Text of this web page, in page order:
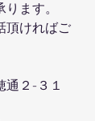
ます。
頂ければご
通２-３１